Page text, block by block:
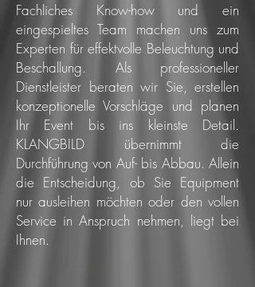
Fachliches Know-how und ein
eingespieltes Team machen uns zum
Experten für effektvolle Beleuchtung und
Beschallung. Als professioneller
Dienstleister beraten wir Sie, erstellen
konzeptionelle Vorschläge und planen
Ihr Event bis ins kleinste Detail.
KLANGBILD übernimmt die
Durchführung von Auf- bis Abbau. Allein
die Entscheidung, ob Sie Equipment
nur ausleihen möchten oder den vollen
Service in Anspruch nehmen, liegt bei
Ihnen.